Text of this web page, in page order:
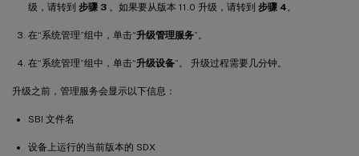
级，请转到 步骤 3 。如果要从版本 11.0 升级，请转到 步骤 4 。
在“系统管理”组中，单击“升级管理服务”。
在“系统管理”组中，单击“升级设备”。 升级过程需要几分钟。
升级之前，管理服务会显示以下信息：
SBI 文件名
设备上运行的当前版本的 SDX